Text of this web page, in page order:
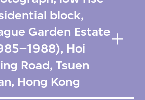
block,
Garden Estate
Hoi
Road, Tsuen
Hong Kong